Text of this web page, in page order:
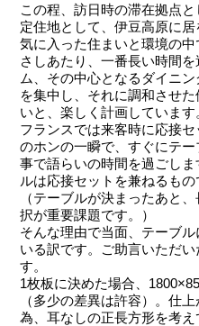
この程、訪日時の滞在拠点
定住地として、伊豆高原に
気に入った住まいと環境の中
さしあたり、一番長い時間
ム、その中心となるダイニ
を集中し、それに調和させ
いと、楽しく計画しています
フランスでは来客時に応接
のホンの一瞬で、すぐにテ
事で語らいの時間を過ごし
ルは応接セットを兼ねるも
（テーブルが決まったあと
択が重要課題です。）
そんな理由で当面、テーブル
いる訳です。ご助言いただ
す。
1枚板に決めた場合、
（多少の差異は許容）。仕
為、耳なしの正長方形を考え